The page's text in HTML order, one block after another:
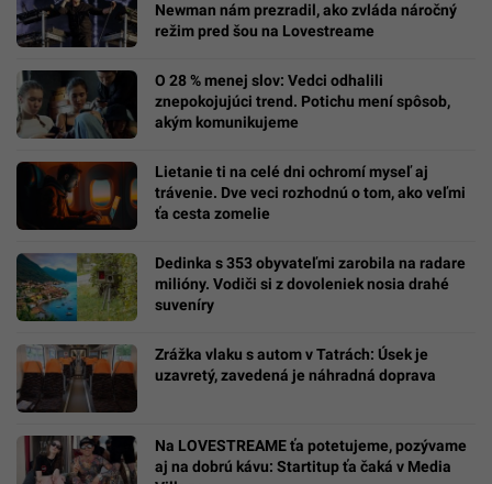
Newman nám prezradil, ako zvláda náročný
režim pred šou na Lovestreame
O 28 % menej slov: Vedci odhalili
znepokojujúci trend. Potichu mení spôsob,
akým komunikujeme
Lietanie ti na celé dni ochromí myseľ aj
trávenie. Dve veci rozhodnú o tom, ako veľmi
ťa cesta zomelie
Dedinka s 353 obyvateľmi zarobila na radare
milióny. Vodiči si z dovoleniek nosia drahé
suveníry
Zrážka vlaku s autom v Tatrách: Úsek je
uzavretý, zavedená je náhradná doprava
Na LOVESTREAME ťa potetujeme, pozývame
aj na dobrú kávu: Startitup ťa čaká v Media